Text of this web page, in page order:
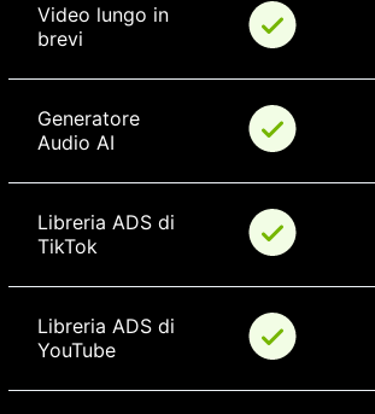
Video lungo in
brevi
Generatore
Audio AI
Libreria ADS di
TikTok
Libreria ADS di
YouTube